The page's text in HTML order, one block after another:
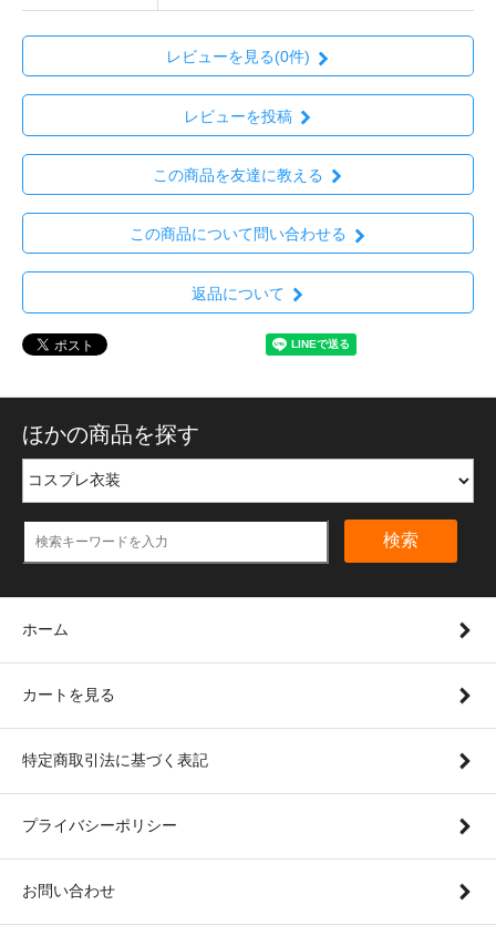
レビューを見る(0件)
レビューを投稿
この商品を友達に教える
この商品について問い合わせる
返品について
ほかの商品を探す
検索
ホーム
カートを見る
特定商取引法に基づく表記
プライバシーポリシー
お問い合わせ